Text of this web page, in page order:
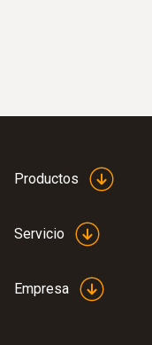
Productos
Servicio
Empresa